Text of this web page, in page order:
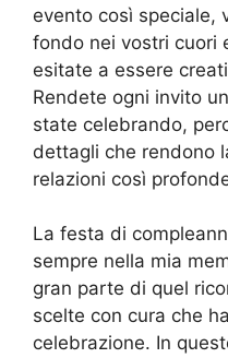
evento così speciale,
fondo nei vostri cuori
esitate a essere
Rendete ogni invito
state celebrando,
dettagli che rendono
relazioni così
La festa di
sempre nella mia
gran parte di quel
scelte con cura che
celebrazione. In